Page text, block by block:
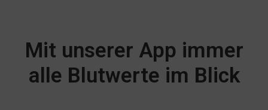
Mit unserer App immer
alle Blutwerte im Blick